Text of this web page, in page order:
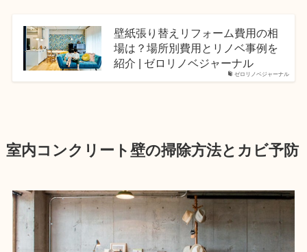
ゼロリノベジャーナル
壁紙張り替えリフォーム費用の相
場は？場所別費用とリノベ事例を
紹介 | ゼロリノベジャーナル
室内コンクリート壁の掃除方法とカビ予防